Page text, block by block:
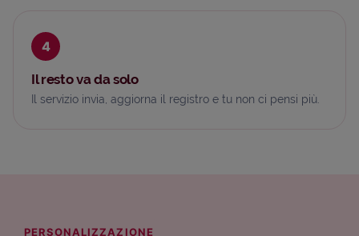
4
Il resto va da solo
Il servizio invia, aggiorna il registro e tu non ci pensi più.
PERSONALIZZAZIONE